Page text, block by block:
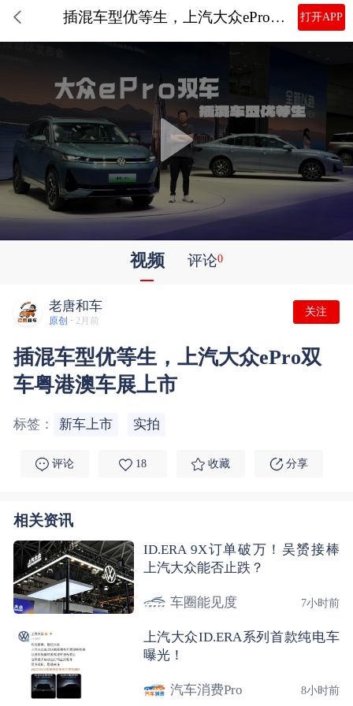
插混车型优等生，上汽大众ePro双车粤港澳车展上市 打开APP
视频 评论0
老唐和车
原创 · 2月前
关注
插混车型优等生，上汽大众ePro双
车粤港澳车展上市
标签： 新车上市 实拍
评论 18 收藏 分享
相关资讯
ID.ERA 9X订单破万！吴赟接棒
上汽大众能否止跌？
车圈能见度 7小时前
上汽大众ID.ERA系列首款纯电车
曝光！
汽车消费Pro 8小时前